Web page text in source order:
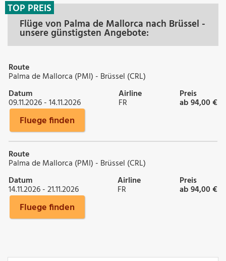
Flüge von Palma de Mallorca nach Brüssel -
unsere günstigsten Angebote:
TOP PREIS
Route
Palma de Mallorca (PMI) - Brüssel (CRL)
Datum
09.11.2026 - 14.11.2026
Airline
FR
Preis
ab 94,00 €
Fluege finden
Route
Palma de Mallorca (PMI) - Brüssel (CRL)
Datum
14.11.2026 - 21.11.2026
Airline
FR
Preis
ab 94,00 €
Fluege finden